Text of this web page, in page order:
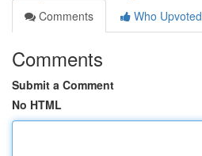
Comments
Who Upvoted
Comments
Submit a Comment
No HTML